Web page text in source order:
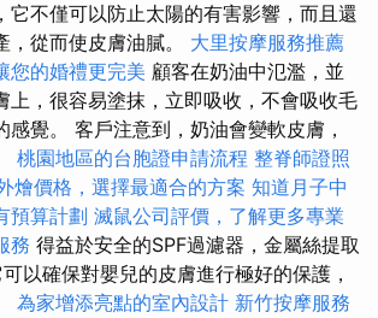
它不僅可以防止太陽的有害影響，而且還
，從而使皮膚油膩。 大里按摩服務推薦
您的婚禮更完美 顧客在奶油中氾濫，並
上，很容易塗抹，立即吸收，不會吸收毛
感覺。 客戶注意到，奶油會變軟皮膚，
桃園地區的台胞證申請流程 整脊師證照
燴價格，選擇最適合的方案 知道月子中
預算計劃 滅鼠公司評價，了解更多專業
務 得益於安全的SPF過濾器，金屬絲提取
以確保對嬰兒的皮膚進行極好的保護，
為家增添亮點的室內設計 新竹按摩服務